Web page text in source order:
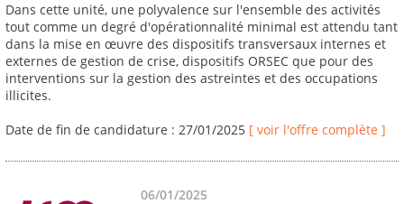
Dans cette unité, une polyvalence sur l'ensemble des activités
tout comme un degré d'opérationnalité minimal est attendu tant
dans la mise en œuvre des dispositifs transversaux internes et
externes de gestion de crise, dispositifs ORSEC que pour des
interventions sur la gestion des astreintes et des occupations
illicites.
Date de fin de candidature : 27/01/2025 [ voir l'offre complète ]
06/01/2025